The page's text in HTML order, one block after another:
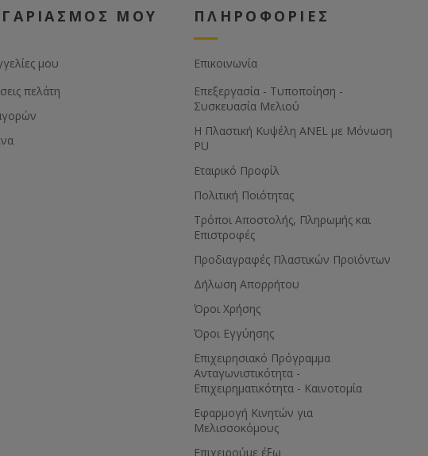
ΜΟΥ
μου
πελάτη
ΠΛΗΡΟΦΟΡΙΕΣ
Επικοινωνία
Επεξεργασία - Τυποποίηση -
Συσκευασία Μελιού
Η Πλαστική Κυψέλη ANEL με Μόνωση
PU
Εταιρικό Προφίλ
Πολιτική Ποιότητας
Τρόποι Αποστολής, Πληρωμής και
Επιστροφές
Προδιαγραφές Πλαστικών Προϊόντων
Δήλωση Απορρήτου
Όροι Χρήσης
Όροι Εγγύησης
Eπιχειρησιακό Πρόγραμμα
Ανταγωνιστικότητα -
Επιχειρηματικότητα - Καινοτομία
Εφαρμογή Κινητών για
Μελισσοκόμους
Επιχειρούμε έξω